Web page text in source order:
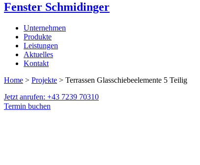
Fenster Schmidinger
Unternehmen
Produkte
Leistungen
Aktuelles
Kontakt
Home > Projekte > Terrassen Glasschiebeelemente 5 Teilig
Jetzt anrufen: +43 7239 70310
Termin buchen